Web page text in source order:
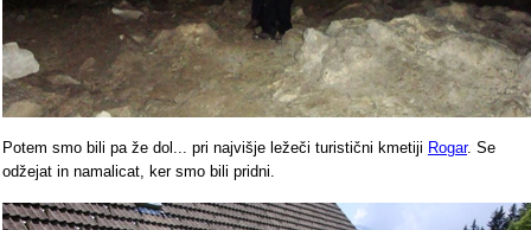
Potem smo bili pa že dol... pri najvišje ležeči turistični kmetiji Rogar. Se
odžejat in namalicat, ker smo bili pridni.